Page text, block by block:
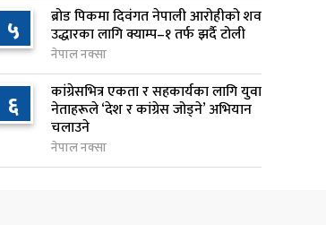
८
सुनसरी र सिरहाका घटनाका
पीडितलाई राहत र उपचार दिने
सरकारको निर्णय
१ दिन अघि
९
कृषि क्षेत्रलाई आत्मनिर्भर बनाउने
लक्ष्यसहित राष्ट्रिय कृषि नीति २०८३
५ ब्रोड पिकमा दिवंगत नेपाली आरोहीको शव
उद्धारका लागि क्याम्प–१ तर्फ झर्दै टोली
नेपाल नक्सा
६ कांग्रेसभित्र एकता र सहकार्यका लागि युवा
नेताहरूले ‘देश र कांग्रेस जोड्ने’ अभियान
चलाउने
नेपाल नक्सा